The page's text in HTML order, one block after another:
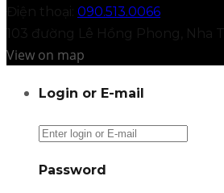
Điện thoại: 090.513.0066
103 đường Lê Hồng Phong, Nha
View on map
Login or E-mail
Password